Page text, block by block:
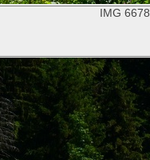
IMG 6678